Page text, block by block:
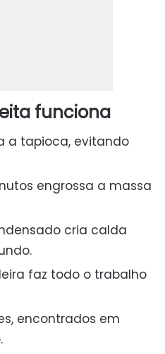
funciona
a tapioca, evitando
engrossa a massa
cria calda
faz todo o trabalho
encontrados em